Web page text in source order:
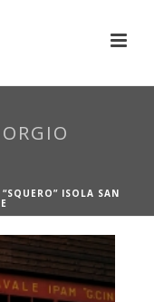
“SQUERO” ISOLA SAN